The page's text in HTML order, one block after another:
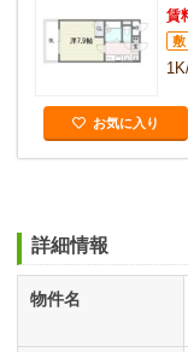
賃
敷
お気に入り
詳細情報
物件名